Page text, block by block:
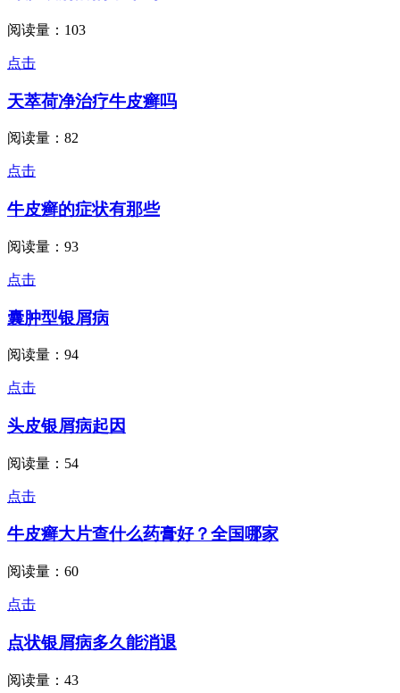
阅读量：103
点击
天萃荷净治疗牛皮癣吗
阅读量：82
点击
牛皮癣的症状有那些
阅读量：93
点击
囊肿型银屑病
阅读量：94
点击
头皮银屑病起因
阅读量：54
点击
牛皮癣大片查什么药膏好？全国哪家
阅读量：60
点击
点状银屑病多久能消退
阅读量：43